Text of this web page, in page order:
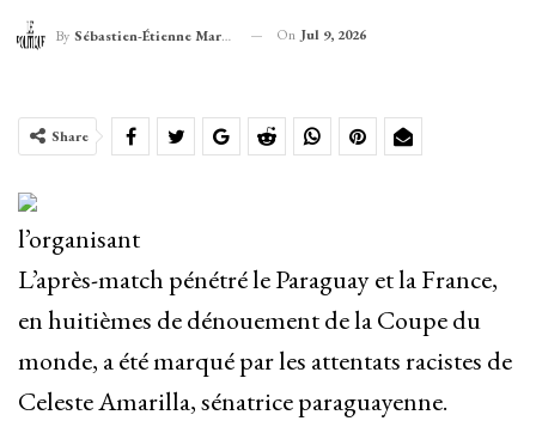
By Sébastien-Étienne Marechal On Jul 9, 2026
Share
l’organisant
L’après-match pénétré le Paraguay et la France,
en huitièmes de dénouement de la Coupe du
monde, a été marqué par les attentats racistes de
Celeste Amarilla, sénatrice paraguayenne.